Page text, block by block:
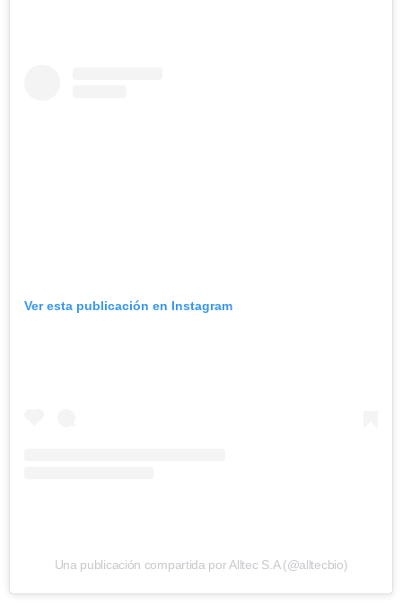
Ver esta publicación en Instagram
Una publicación compartida por Alltec S.A (@alltecbio)